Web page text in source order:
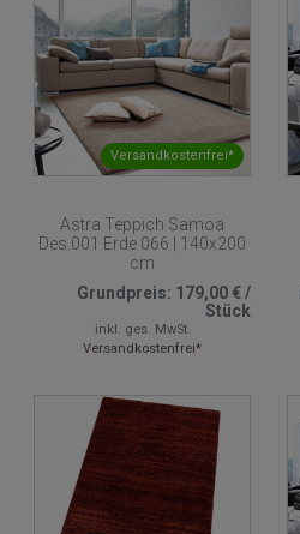
Versandkostenfrei*
Astra Teppich Samoa
Des.001 Erde 066 | 140x200
cm
Grundpreis: 179,00 €/
Stück
inkl. ges. MwSt.
Versandkostenfrei*